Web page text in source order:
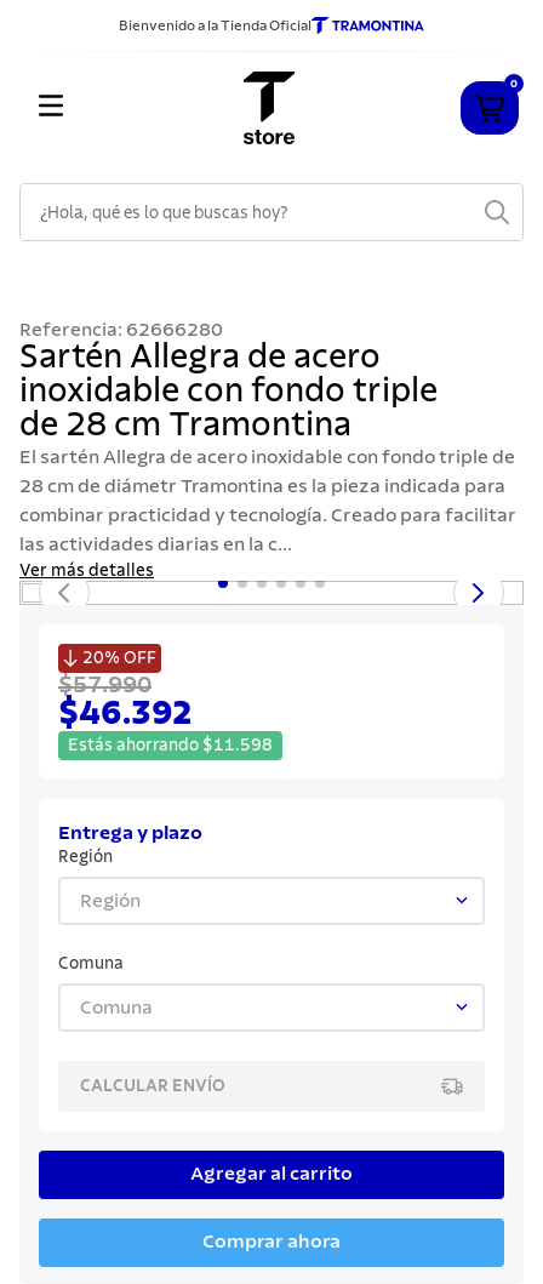
Bienvenido a la Tienda Oficial
0
Referencia: 62666280
Sartén Allegra de acero
inoxidable con fondo triple
de 28 cm Tramontina
El sartén Allegra de acero inoxidable con fondo triple de
28 cm de diámetr Tramontina es la pieza indicada para
combinar practicidad y tecnología. Creado para facilitar
las actividades diarias en la c...
Ver más detalles
 20% OFF
$57.990
$46.392
Estás ahorrando $11.598
Entrega y plazo
Región
Región
Comuna
Comuna
CALCULAR ENVÍO
Agregar al carrito
Comprar ahora
2.
sarten
3.
cubiertos
4.
ollas
acero inoxidable
6.
442
grano
solar
cuchillo
10. termo